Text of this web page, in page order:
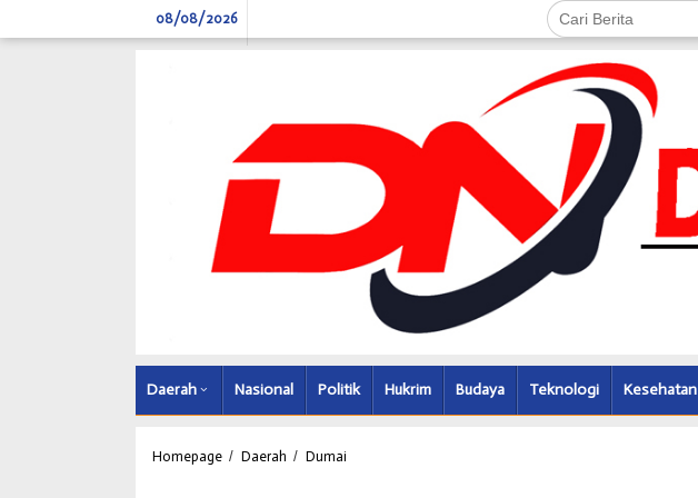
08/08/2026
Daerah Nasional Politik Hukrim Budaya Teknologi Kesehatan
Homepage / Daerah / Dumai